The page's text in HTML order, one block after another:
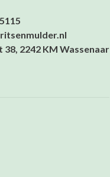
38, 2242 KM Wassenaar